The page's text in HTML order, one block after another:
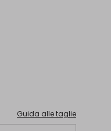
Guida alle taglie